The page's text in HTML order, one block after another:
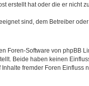
erstellt hat oder die er nicht
sind, dem Betreiber
Foren-Software von phpBB
Beide haben keinen
fremder Foren Einfluss